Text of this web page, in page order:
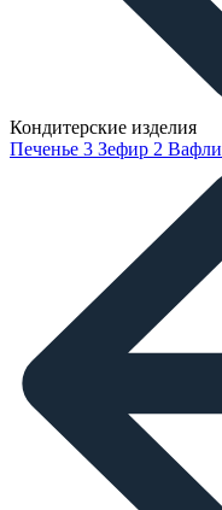
Кондитерские изделия
Печенье 3 Зефир 2 Вафли